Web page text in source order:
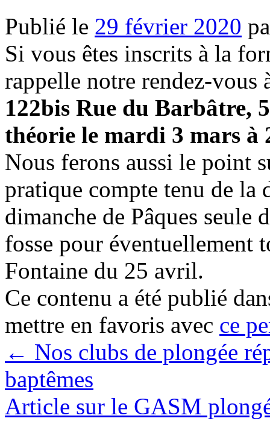
Publié le 29 février 2020
Si vous êtes inscrits à la
rappelle notre rendez-vous
122bis Rue du Barbâtre,
théorie le mardi 3 mars à
Nous ferons aussi le point
pratique compte tenu de la
dimanche de Pâques
fosse pour éventuellement
Fontaine du 25 avril.
Ce contenu a été publié
mettre en favoris avec ce
← Nos clubs de plongée
baptêmes
Article sur le GASM